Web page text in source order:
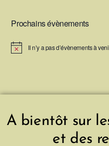
Prochains évènements
N
Il n’y a pas d’évènements à
A bientôt sur
et des